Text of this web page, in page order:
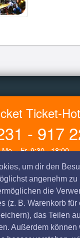
um dir den
angenehm zu
die
(z. B. Warenkorb für
das Teilen
Außerdem können
Ticket-
- 917
Mo. - Fr. 9:30 - 18:00
Hilfe &